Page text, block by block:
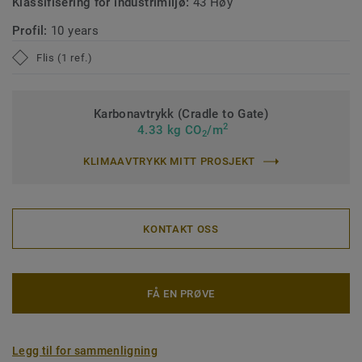
Profil: 10 years
Flis (1 ref.)
Karbonavtrykk (Cradle to Gate)
4.33 kg CO2/m2
KLIMAAVTRYKK MITT PROSJEKT
KONTAKT OSS
FÅ EN PRØVE
Legg til for sammenligning